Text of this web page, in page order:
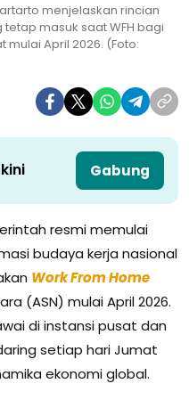
menjelaskan rincian
masuk saat WFH bagi
mulai April 2026. (Foto:
Gabung
resmi memulai
budaya kerja nasional
Work From Home
(ASN) mulai April 2026.
di instansi pusat dan
setiap hari Jumat
ekonomi global.